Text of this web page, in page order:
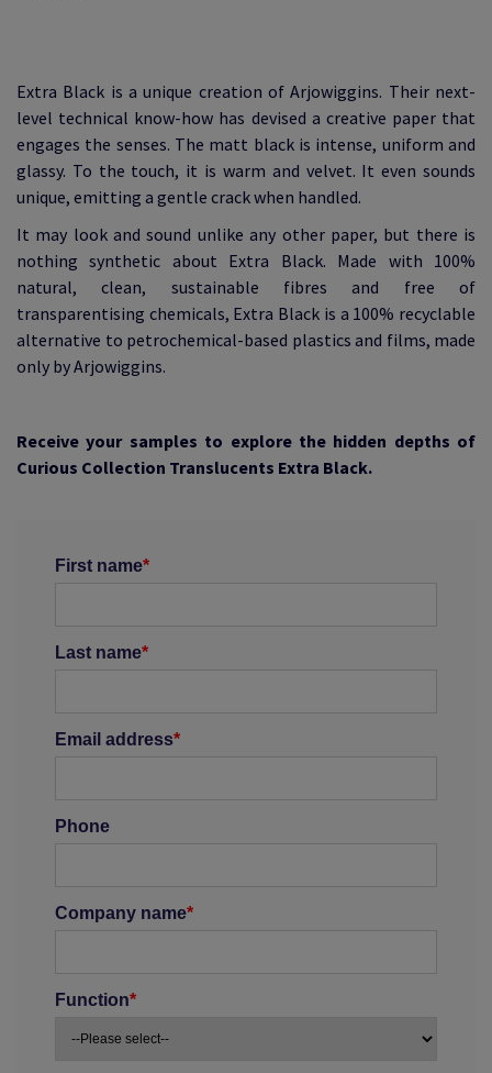
Extra Black is a unique creation of Arjowiggins. Their next-
level technical know-how has devised a creative paper that
engages the senses. The matt black is intense, uniform and
glassy. To the touch, it is warm and velvet. It even sounds
unique, emitting a gentle crack when handled.
It may look and sound unlike any other paper, but there is
nothing synthetic about Extra Black. Made with 100%
natural, clean, sustainable fibres and free of
transparentising chemicals, Extra Black is a 100% recyclable
alternative to petrochemical-based plastics and films, made
only by Arjowiggins.
Receive your samples to explore the hidden depths of
Curious Collection Translucents Extra Black.